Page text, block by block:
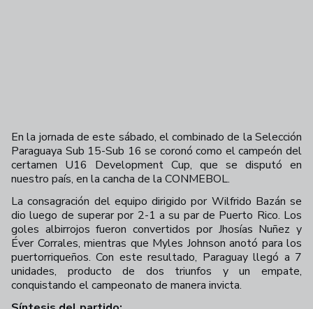
En la jornada de este sábado, el combinado de la Selección
Paraguaya Sub 15-Sub 16 se coronó como el campeón del
certamen U16 Development Cup, que se disputó en
nuestro país, en la cancha de la CONMEBOL.
La consagración del equipo dirigido por Wilfrido Bazán se
dio luego de superar por 2-1 a su par de Puerto Rico. Los
goles albirrojos fueron convertidos por Jhosías Nuñez y
Éver Corrales, mientras que Myles Johnson anotó para los
puertorriqueños. Con este resultado, Paraguay llegó a 7
unidades, producto de dos triunfos y un empate,
conquistando el campeonato de manera invicta.